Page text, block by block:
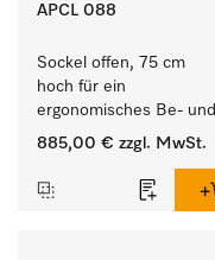
APCL 088
Sockel offen, 75 cm
hoch für ein
ergonomisches Be- und
Entladen von
Trockner.
885,00 € zzgl. MwSt.